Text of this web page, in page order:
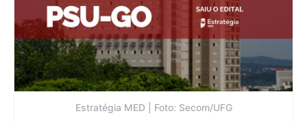
Estratégia MED | Foto: Secom/UFG